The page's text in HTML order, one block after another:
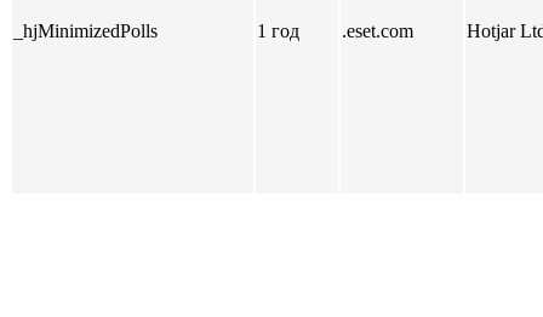
_hjMinimizedPolls 1 год .eset.com Hotjar